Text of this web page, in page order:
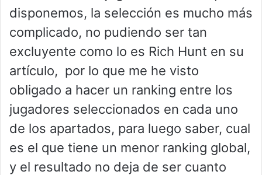
disponemos, la selección es mucho más
complicado, no pudiendo ser tan
excluyente como lo es Rich Hunt en su
artículo, por lo que me he visto
obligado a hacer un ranking entre los
jugadores seleccionados en cada uno
de los apartados, para luego saber, cual
es el que tiene un menor ranking global,
y el resultado no deja de ser cuanto